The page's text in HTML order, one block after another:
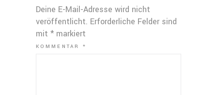
Deine E-Mail-Adresse wird nicht
veröffentlicht. Erforderliche Felder sind
mit * markiert
KOMMENTAR*